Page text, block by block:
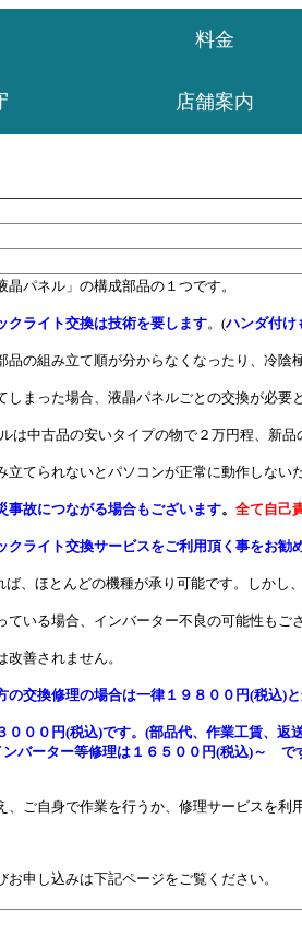
料金
店舗案内
パネル」の構成部品の１つです。
クライト交換は技術を要します。(ハンダ付け
の組み立て順が分からなくなったり、冷陰
まった場合、液晶パネルごとの交換が必要
中古品の安いタイプの物で２万円程、新品
てられないとパソコンが正常に動作しない
事故につながる場合もございます。 全て自己
クライト交換サービスをご利用頂く事をお勧
、ほとんどの機種が承り可能です。しか
いる場合、インバーター不良の可能性もご
善されません。
の交換修理の場合は一律１９８００円(税込)
０００円(税込)です。(部品代、作業工賃、返
ンバーター等修理は １６５００円(税込)～ で
ご自身で作業を行うか、修理サービスを利
申し込みは下記ページをご覧ください。